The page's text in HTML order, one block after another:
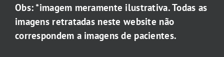
Obs: *imagem meramente ilustrativa. Todas as
imagens retratadas neste website não
correspondem a imagens de pacientes.